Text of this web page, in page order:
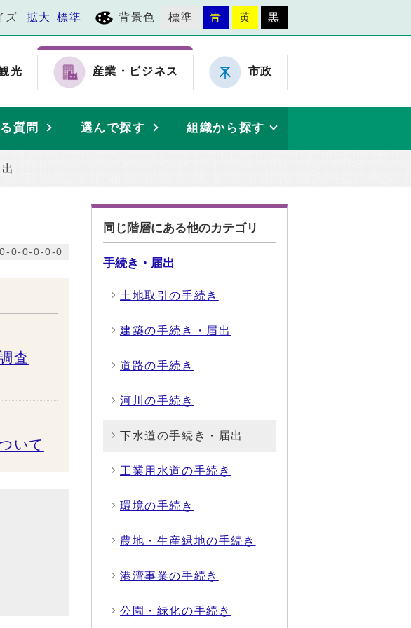
ズ 拡大 標準 背景色 標準 青 黄 黒
光 産業・ビジネス 市政
質問 選んで探す 組織から探す
0-0-0-0-0
査
いて
同じ階層にある他のカテゴリ
手続き・届出
土地取引の手続き
建築の手続き・届出
道路の手続き
河川の手続き
下水道の手続き・届出
工業用水道の手続き
環境の手続き
農地・生産緑地の手続き
港湾事業の手続き
公園・緑化の手続き